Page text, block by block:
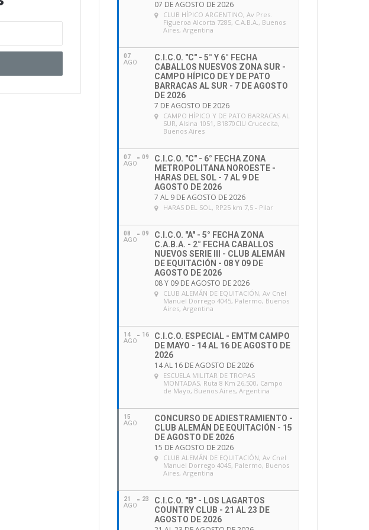
07 DE AGOSTO DE 2026
CLUB HÍPICO ARGENTINO, Av Pres.
Figueroa Alcorta 7285, C.A.B.A., Buenos
Aires, Argentina
07
AGO
C.I.C.O. "C" - 5° Y 6° FECHA
CABALLOS NUESVOS ZONA SUR -
CAMPO HÍPICO DE Y DE PATO
BARRACAS AL SUR - 7 DE AGOSTO
DE 2026
7 DE AGOSTO DE 2026
CAMPO HÍPICO Y DE PATO BARRACAS AL
SUR, Alsina 1051, B1870CIU Crucecita,
Buenos Aires
07
AGO
09
C.I.C.O. "C" - 6° FECHA ZONA
METROPOLITANA NOROESTE -
HARAS DEL SOL - 7 AL 9 DE
AGOSTO DE 2026
7 AL 9 DE AGOSTO DE 2026
HARAS DEL SOL, RP25 km 7,5 - Pilar
08
AGO
09
C.I.C.O. "A" - 5° FECHA ZONA
C.A.B.A. - 2° FECHA CABALLOS
NUEVOS SERIE III - CLUB ALEMÁN
DE EQUITACIÓN - 08 Y 09 DE
AGOSTO DE 2026
08 Y 09 DE AGOSTO DE 2026
CLUB ALEMÁN DE EQUITACIÓN, Av Cnel
Manuel Dorrego 4045, Palermo, Buenos
Aires, Argentina
14
AGO
16
C.I.C.O. ESPECIAL - EMTM CAMPO
DE MAYO - 14 AL 16 DE AGOSTO DE
2026
14 AL 16 DE AGOSTO DE 2026
ESCUELA MILITAR DE TROPAS
MONTADAS, Ruta 8 Km 26,500, Campo
de Mayo, Buenos Aires, Argentina
15
AGO
CONCURSO DE ADIESTRAMIENTO -
CLUB ALEMÁN DE EQUITACIÓN - 15
DE AGOSTO DE 2026
15 DE AGOSTO DE 2026
CLUB ALEMÁN DE EQUITACIÓN, Av Cnel
Manuel Dorrego 4045, Palermo, Buenos
Aires, Argentina
21
AGO
23
C.I.C.O. "B" - LOS LAGARTOS
COUNTRY CLUB - 21 AL 23 DE
AGOSTO DE 2026